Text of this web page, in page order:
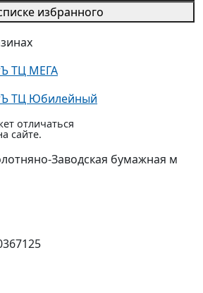
избранного
ТЦ МЕГА
ТЦ Юбилейный
отличаться
сайте.
Заводская бумажная м